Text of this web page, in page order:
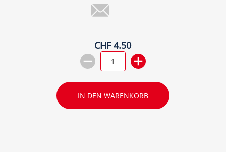
CHF 4.50
IN DEN WARENKORB